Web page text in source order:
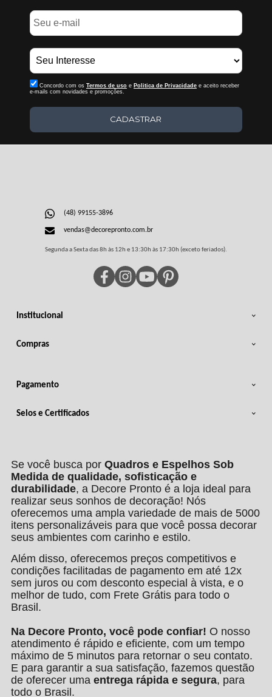
Concordo com os Termos de uso e Politica de Privacidadee aceito receber
e-mails com novidades e promoções.
CADASTRAR
Institucional
Compras
(48) 99155-3896
vendas@decorepronto.com.br
Segunda a Sexta das 8h às 12h e 13:30h às 17:30h (exceto feriados).
Pagamento
Selos e Certificados
Se você busca por Quadros e Espelhos Sob
Medida de qualidade, sofisticação e
durabilidade, a Decore Pronto é a loja ideal para
realizar seus sonhos de decoração! Nós
oferecemos uma ampla variedade de mais de 5000
itens personalizáveis para que você possa decorar
seus ambientes com carinho e estilo.
Além disso, oferecemos preços competitivos e
condições facilitadas de pagamento em até 12x
sem juros ou com desconto especial à vista, e o
melhor de tudo, com Frete Grátis para todo o
Brasil.
Na Decore Pronto, você pode confiar! O nosso
atendimento é rápido e eficiente, com um tempo
máximo de 5 minutos para retornar o seu contato.
E para garantir a sua satisfação, fazemos questão
de oferecer uma entrega rápida e segura, para
todo o Brasil.